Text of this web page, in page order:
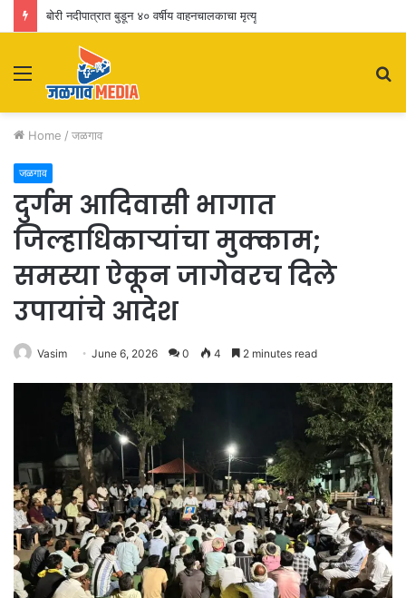
बोरी नदीपात्रात बुडून ४० वर्षीय वाहनचालकाचा मृत्यू
Menu
Home / जळगाव
जळगाव
दुर्गम आदिवासी भागात
जिल्हाधिकाऱ्यांचा मुक्काम;
समस्या ऐकून जागेवरच दिले
उपायांचे आदेश
Vasim June 6, 2026 0 4 2 minutes read